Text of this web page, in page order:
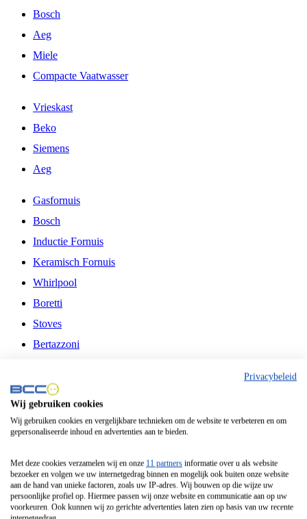
Bosch
Aeg
Miele
Compacte Vaatwasser
Vrieskast
Beko
Siemens
Aeg
Gasfornuis
Bosch
Inductie Fornuis
Keramisch Fornuis
Whirlpool
Boretti
Stoves
Bertazzoni
Fitelli
Airfryer
Frituurpan
Contactgrill
Broodbakmachine
Broodrooster
Privacybeleid
Wij gebruiken cookies
Wij gebruiken cookies en vergelijkbare technieken om de website te verbeteren en om
gepersonaliseerde inhoud en advertenties aan te bieden.
Met deze cookies verzamelen wij en onze 11 partners informatie over u als website
bezoeker en volgen we uw internetgedrag binnen en mogelijk ook buiten onze website
aan de hand van unieke factoren, zoals uw IP-adres. Wij bouwen op die wijze uw
persoonlijke profiel op. Hiermee passen wij onze website en communicatie aan op uw
voorkeuren. Ook kunnen wij zo gerichte advertenties laten zien op basis van uw recente